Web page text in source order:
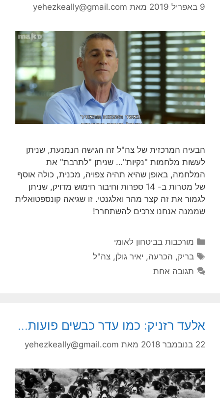
9 באפריל 2019 מאת yehezkeally@gmail.com
הבעיה המרכזית של צה"ל זה הגישה הנמנעת, שניתן
לעשות מלחמות "נקיות"… שניתן "לתרבת" את
המלחמה, באופן שהיא תהיה צפויה, מכנית, כולה אוסף
של מטרות ב- 14 ספרות וחיבור חימוש מדויק, שניתן
לגמור את זה קצר מהר ואלגנטי. זו שגיאה קונספטואלית
שממנה אנחנו צרכים להשתחרר!
קטגוריות
מורכבות בביטחון לאומי
תגיות
בריק, הכרעה, יאיר גולן,צה"ל
תגובה אחת
אלעד רזניק: כמו עדר כבשים פועות…
22 בנובמבר 2018 מאת yehezkeally@gmail.com